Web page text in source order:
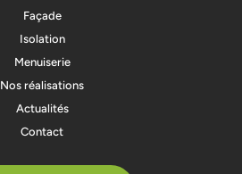
Façade
Isolation
Menuiserie
Nos réalisations
Actualités
Contact